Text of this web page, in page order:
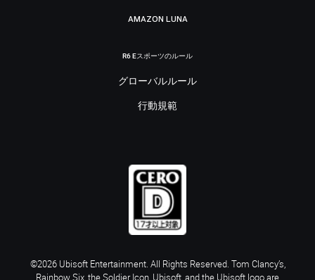
AMAZON LUNA
R6 Eスポーツのルール
グローバルルール
行動規範
©2026 Ubisoft Entertainment. All Rights Reserved. Tom Clancy’s,
Rainbow Six, the Soldier Icon, Ubisoft, and the Ubisoft logo are